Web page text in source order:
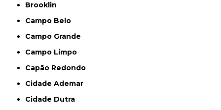
Brooklin
Campo Belo
Campo Grande
Campo Limpo
Capão Redondo
Cidade Ademar
Cidade Dutra